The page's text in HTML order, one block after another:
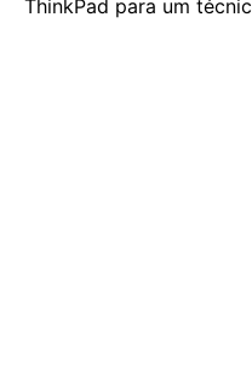
ThinkPad para um